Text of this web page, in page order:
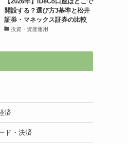
開設する？選び方3基準と松井
証券・マネックス証券の比較
投資・資産運用
済
ド・決済